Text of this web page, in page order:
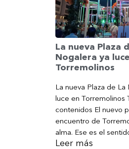
La nueva Plaza
Nogalera ya
Torremolinos
La nueva Plaza de La
luce en Torremolinos
contenidos El nuevo
encuentro de
alma. Ese es el
Leer más